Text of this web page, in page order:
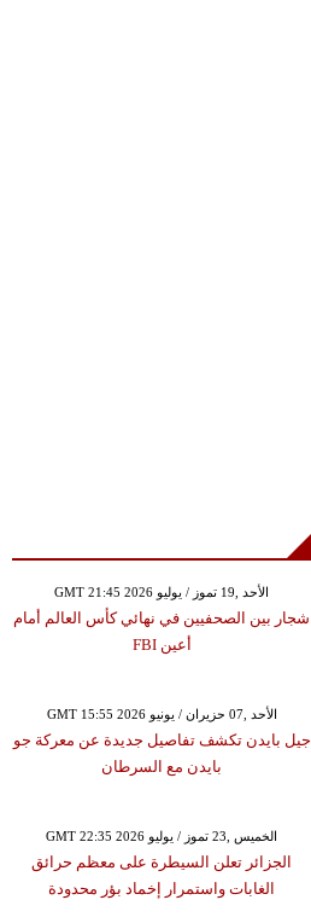
GMT 21:45 2026 الأحد ,19 تموز / يوليو
شجار بين الصحفيين في نهائي كأس العالم أمام
أعين FBI
GMT 15:55 2026 الأحد ,07 حزيران / يونيو
جيل بايدن تكشف تفاصيل جديدة عن معركة جو
بايدن مع السرطان
GMT 22:35 2026 الخميس ,23 تموز / يوليو
الجزائر تعلن السيطرة على معظم حرائق
الغابات واستمرار إخماد بؤر محدودة